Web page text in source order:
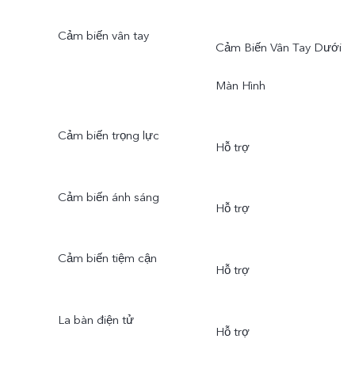
Cảm biến vân tay
Cảm Biến Vân Tay Dưới
Màn Hình
Cảm biến trọng lực
Hỗ trợ
Cảm biến ánh sáng
Hỗ trợ
Cảm biến tiệm cận
Hỗ trợ
La bàn điện tử
Hỗ trợ